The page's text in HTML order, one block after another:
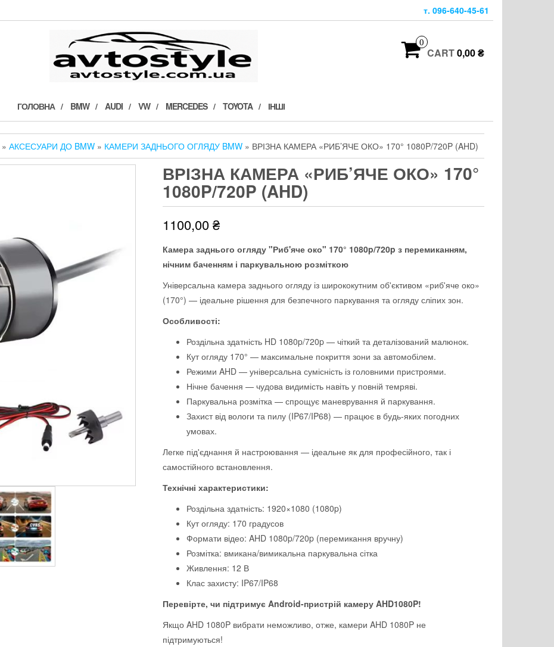
т. 096-640-45-61
0
CART0,00 ₴
ГОЛОВНА BMW AUDI VW MERCEDES TOYOTA ІНШІ
» АКСЕСУАРИ ДО BMW » КАМЕРИ ЗАДНЬОГО ОГЛЯДУ BMW » ВРІЗНА КАМЕРА «РИБ’ЯЧЕ ОКО» 170° 1080P/720P (AHD)
ВРІЗНА КАМЕРА «РИБ’ЯЧЕ ОКО» 170°
1080P/720P (AHD)
1100,00₴
Камера заднього огляду "Риб'яче око" 170° 1080p/720p з перемиканням,
нічним баченням і паркувальною розміткою
Універсальна камера заднього огляду із ширококутним об'єктивом «риб'яче око»
(170°) — ідеальне рішення для безпечного паркування та огляду сліпих зон.
Особливості:
Роздільна здатність HD 1080p/720p — чіткий та деталізований малюнок.
Кут огляду 170° — максимальне покриття зони за автомобілем.
Режими AHD — універсальна сумісність із головними пристроями.
Нічне бачення — чудова видимість навіть у повній темряві.
Паркувальна розмітка — спрощує маневрування й паркування.
Захист від вологи та пилу (IP67/IP68) — працює в будь-яких погодних
умовах.
Легке під'єднання й настроювання — ідеальне як для професійного, так і
самостійного встановлення.
Технічні характеристики:
Роздільна здатність: 1920×1080 (1080p)
Кут огляду: 170 градусов
Формати відео: AHD 1080p/720p (перемикання вручну)
Розмітка: вмикана/вимикальна паркувальна сітка
Живлення: 12 В
Клас захисту: IP67/IP68
Перевірте, чи підтримує Android-пристрій камеру AHD1080P!
Якщо AHD 1080P вибрати неможливо, отже, камери AHD 1080P не
підтримуються!